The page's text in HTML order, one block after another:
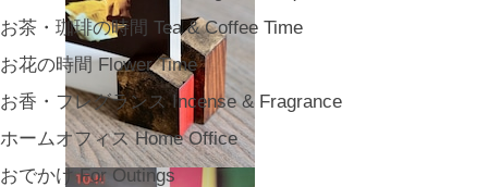
お茶・珈琲の時間 Tea & Coffee Time
お花の時間 Flower Time
お香・フレグランス Incense & Fragrance
ホームオフィス Home Office
おでかけ For Outings